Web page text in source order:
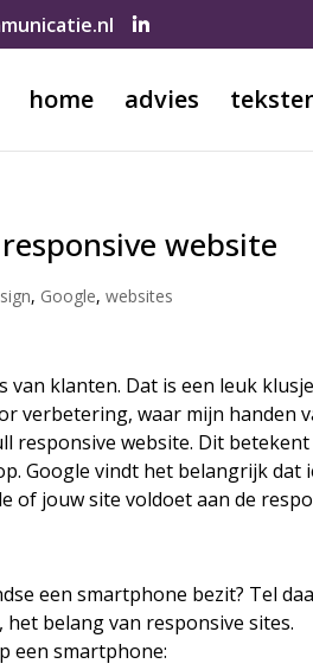
home advies
website
, Google,websites
klanten. Dat is een leuk
verbetering, waar mijn handen
responsive website. Dit
Google vindt het belangrijk dat
of jouw site voldoet aan de
een smartphone bezit? Tel
belang van responsive sites.
een smartphone: